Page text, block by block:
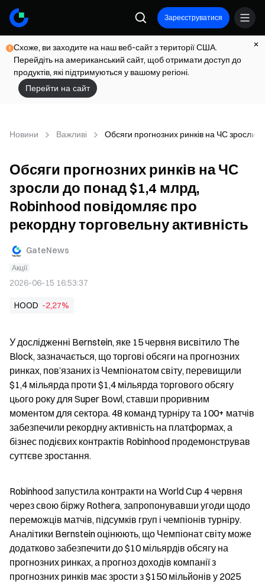
Зареєструватися
Схоже, ви заходите на наш веб-сайт з території США.
Перейдіть на американський сайт, щоб отримати доступ до
продуктів, які підтримуються у вашому регіоні.
Перейти на сайт
Новини Важливі Обсяги прогнозних ринків на ЧС зросли
Обсяги прогнозних ринків на ЧС
зросли до понад $1,4 млрд,
Robinhood повідомляє про
рекордну торговельну активність
GateNews
Акції
2026-06-15 16:53:37
HOOD -2,27%
У дослідженні Bernstein, яке 15 червня висвітило The
Block, зазначається, що торгові обсяги на прогнозних
ринках, пов’язаних із Чемпіонатом світу, перевищили
$1,4 мільярда проти $1,4 мільярда торгового обсягу
цього року для Super Bowl, ставши проривним
моментом для сектора. 48 команд турніру та 100+ матчів
забезпечили рекордну активність на платформах, а
бізнес подієвих контрактів Robinhood продемонстрував
суттєве зростання.
Robinhood запустила контракти на World Cup 4 червня
через свою біржу Rothera, запропонувавши угоди щодо
переможців матчів, підсумків груп і чемпіонів турніру.
Аналітики Bernstein оцінюють, що Чемпіонат світу може
додатково забезпечити до $10 мільярдів обсягу на
прогнозних ринках, а прогноз доходів компанії з
прогнозних ринків має зрости з $150 мільйонів у 2025